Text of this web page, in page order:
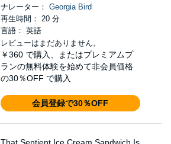
ナレーター： Georgia Bird
再生時間： 20 分
言語： 英語
レビューはまだありません。
￥360 で購入、またはプレミアムプ
ランの無料体験を始めて非会員価格
の30％OFF で購入
会員登録で30％OFF